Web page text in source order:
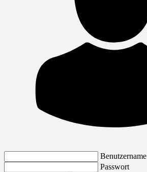
Benutzername
Passwort